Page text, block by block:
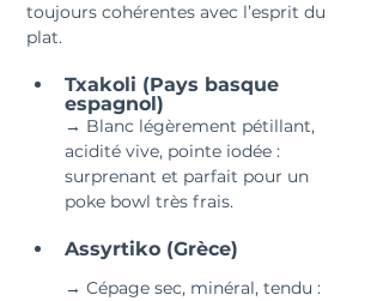
toujours cohérentes avec l’esprit du
plat.
Txakoli (Pays basque
espagnol)
→ Blanc légèrement pétillant,
acidité vive, pointe iodée :
surprenant et parfait pour un
poke bowl très frais.
Assyrtiko (Grèce)
→ Cépage sec, minéral, tendu :